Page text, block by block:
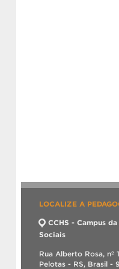
LOCALIZE A
CCHS - Campus
Sociais
Rua Alberto Rosa, nº
Pelotas - RS, Brasil -